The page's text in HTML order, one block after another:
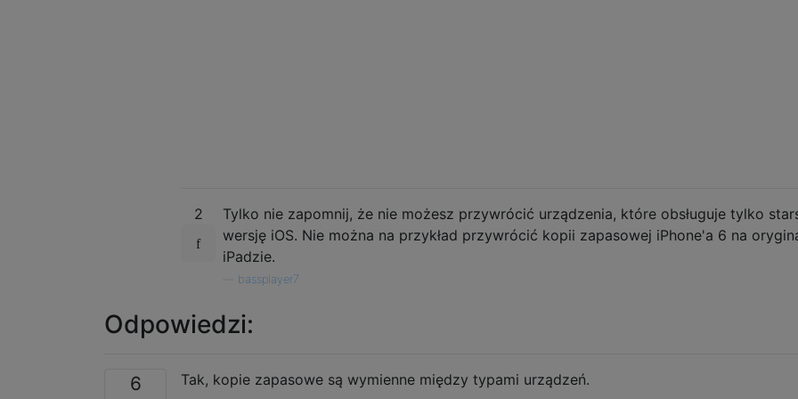
2
Tylko nie zapomnij, że nie możesz przywrócić urządzenia, które obsługuje tylko
wersję iOS. Nie można na przykład przywrócić kopii zapasowej iPhone'a 6 na
iPadzie.
bassplayer7
Odpowiedzi:
6 Tak, kopie zapasowe są wymienne między typami urządzeń.